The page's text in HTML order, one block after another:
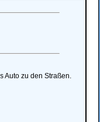
Auto zu den Straßen.